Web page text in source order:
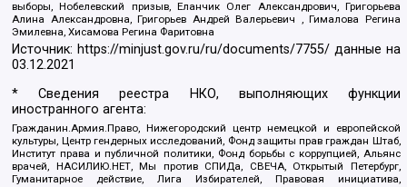
выборы, Нобелевский призыв, Еланчик Олег Александрович, Григорьева
Алина Александровна, Григорьев Андрей Валерьевич , Гималова Регина
Эмилевна, Хисамова Регина Фаритовна
Источник: https://minjust.gov.ru/ru/documents/7755/ данные на
03.12.2021
* Сведения реестра НКО, выполняющих функции
иностранного агента:
Гражданин.Армия.Право, Нижегородский центр немецкой и европейской
культуры, Центр гендерных исследований, Фонд защиты прав граждан Штаб,
Институт права и публичной политики, Фонд борьбы с коррупцией, Альянс
врачей, НАСИЛИЮ.НЕТ, Мы против СПИДа, СВЕЧА, Открытый Петербург,
Гуманитарное действие, Лига Избирателей, Правовая инициатива,